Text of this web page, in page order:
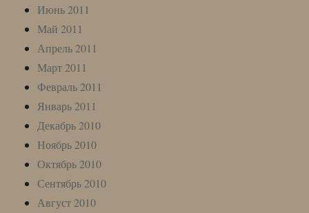
Июнь 2011
Май 2011
Апрель 2011
Март 2011
Февраль 2011
Январь 2011
Декабрь 2010
Ноябрь 2010
Октябрь 2010
Сентябрь 2010
Август 2010